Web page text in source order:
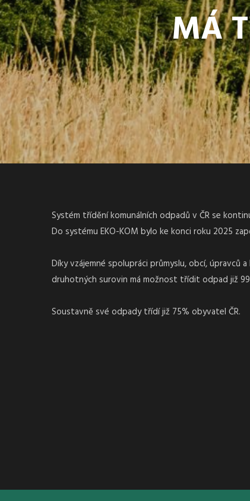
MÁ
Systém třídění komunálních odpadů v ČR se
Do systému EKO-KOM bylo ke konci roku 2025
Díky vzájemné spolupráci průmyslu, obcí, úpravců
druhotných surovin má možnost třídit odpad již
Soustavně své odpady třídí již 75% obyvatel ČR.